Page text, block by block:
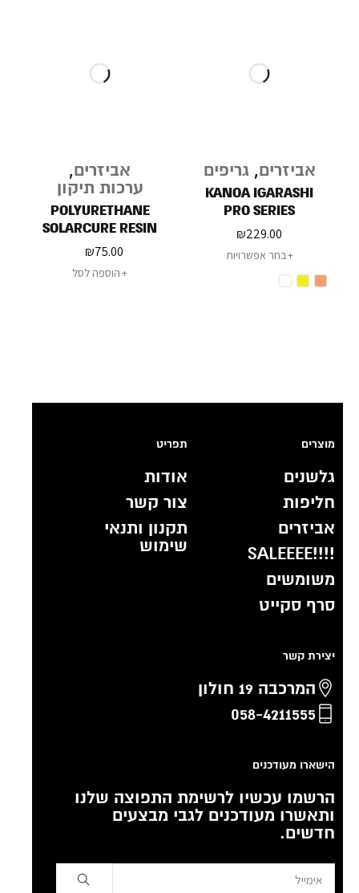
אביזרים, גריפים
KANOA IGARASHI
PRO SERIES
₪229.00
בחר אפשרויות
אביזרים,
ערכות תיקון
POLYURETHANE
SOLARCURE RESIN
₪75.00
הוספה לסל
מוצרים
גלשנים
חליפות
אביזרים
!!!!SALEEEE
משומשים
סרף סקייט
תפריט
אודות
צור קשר
תקנון ותנאי
שימוש
יצירת קשר
המרכבה 19 חולון
058-4211555
הישארו מעודכנים
הרשמו עכשיו לרשימת התפוצה שלנו
ותאשרו מעודכנים לגבי מבצעים
חדשים.